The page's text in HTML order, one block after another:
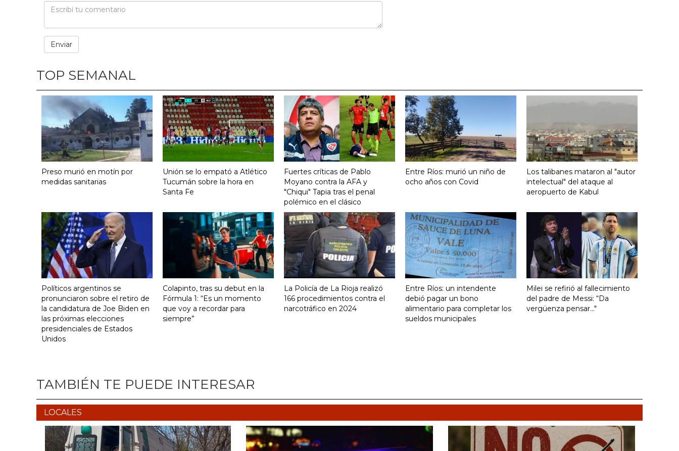
TOP SEMANAL
Preso murió en motín por
medidas sanitarias
Unión se lo empató a Atlético
Tucumán sobre la hora en
Santa Fe
Fuertes críticas de Pablo
Moyano contra la AFA y
"Chiqui" Tapia tras el penal
polémico en el clásico
Entre Ríos: murió un niño de
ocho años con Covid
Los talibanes mataron al "autor
intelectual" del ataque al
aeropuerto de Kabul
Políticos argentinos se
pronunciaron sobre el retiro de
la candidatura de Joe Biden en
las próximas elecciones
presidenciales de Estados
Unidos
Colapinto, tras su debut en la
Fórmula 1: “Es un momento
que voy a recordar para
siempre”
La Policía de La Rioja realizó
166 procedimientos contra el
narcotráfico en 2024
Entre Ríos: un intendente
debió pagar un bono
alimentario para completar los
sueldos municipales
Milei se refirió al fallecimiento
del padre de Messi: “Da
vergüenza pensar..."
TAMBIÉN TE PUEDE INTERESAR
LOCALES